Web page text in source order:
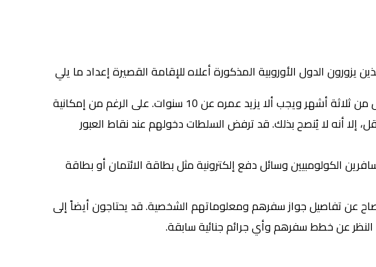
يجب ألا تنتهي صلاحية جواز سفرهم في أقل من ثلاثة أشهر ويجب ألا يزيد عمره عن 10 سنوات. على الرغم من إمكانية
إلا أنه لا يُنصح بذلك. قد ترفض السلطات دخولهم عند نقاط العبور
الكولومبيين وسائل دفع إلكترونية مثل بطاقة الائتمان أو بطاقة
عن تفاصيل جواز سفرهم ومعلوماتهم الشخصية. قد يحتاجون أيضاً إلى
عن خطط سفرهم وأي جرائم جنائية سابقة.